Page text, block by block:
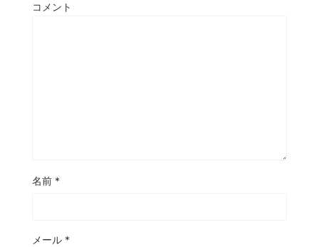
コメント
名前 *
メール *